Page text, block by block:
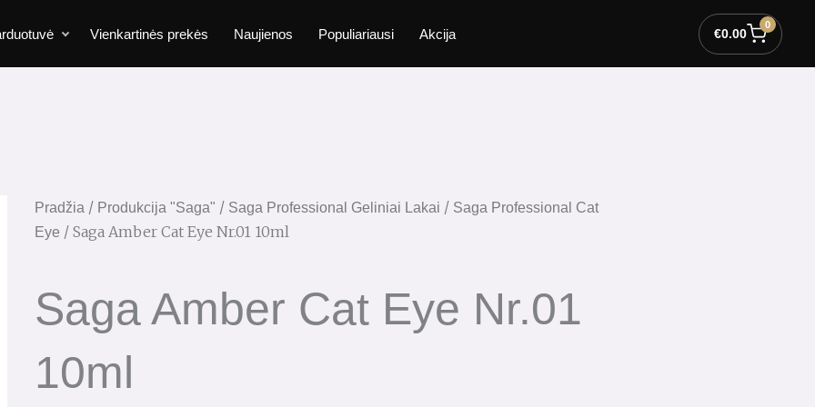
Vienkartinės prekės Naujienos Populiariausi Akcija €0.00
0
Pradžia / Produkcija "Saga" / Saga Professional Geliniai Lakai / Saga Professional Cat
Eye / Saga Amber Cat Eye Nr.01 10ml
Saga Amber Cat Eye Nr.01
10ml